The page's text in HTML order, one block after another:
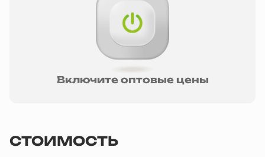
Включите оптовые цены
СТОИМОСТЬ